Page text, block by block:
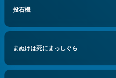
投石機
まぬけは死にまっしぐら